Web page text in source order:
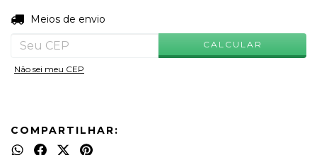
Entregas para o CEP:
Meios de envio
CALCULAR
Não sei meu CEP
COMPARTILHAR: